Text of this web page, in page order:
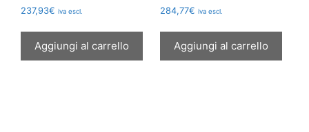
237,93€ iva escl.
Aggiungi al carrello
284,77€ iva escl.
Aggiungi al carrello